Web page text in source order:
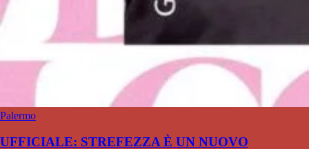
Palermo
UFFICIALE: STREFEZZA È UN NUOVO